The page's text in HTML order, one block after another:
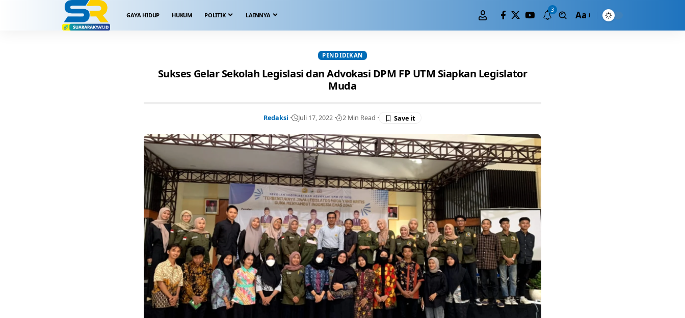
GAYA HIDUP HUKUM POLITIK LAINNYA
3 Aa
PENDIDIKAN
Sukses Gelar Sekolah Legislasi dan Advokasi DPM FP UTM Siapkan Legislator
Muda
Redaksi Juli 17, 2022 2 Min Read